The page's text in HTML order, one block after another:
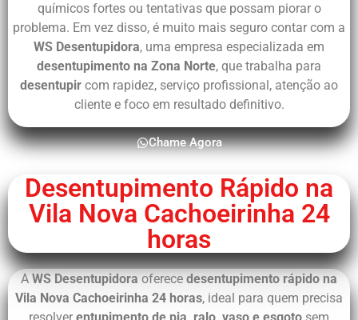
químicos fortes ou tentativas que possam piorar o
problema. Em vez disso, é muito mais seguro contar com a
WS Desentupidora, uma empresa especializada em
desentupimento na Zona Norte, que trabalha para
desentupir com rapidez, serviço profissional, atenção ao
cliente e foco em resultado definitivo.
Chame Agora
Desentupimento Rápido na
Vila Nova Cachoeirinha 24
horas
A WS Desentupidora oferece desentupimento rápido na
Vila Nova Cachoeirinha 24 horas, ideal para quem precisa
resolverentupimento de pia, ralo, vaso e esgoto sem